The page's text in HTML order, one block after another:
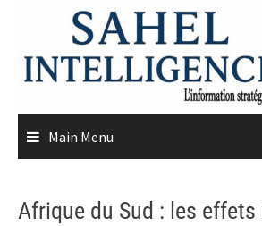
content
Main Menu
Afrique du Sud : les